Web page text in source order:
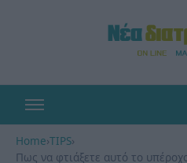
Home›TIPS›
Πως να φτιάξετε αυτό το